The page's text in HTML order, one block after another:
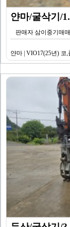
얀마/굴삭기/
판매자 삼이중기매매
얀마 | VIO17(25년) 코,